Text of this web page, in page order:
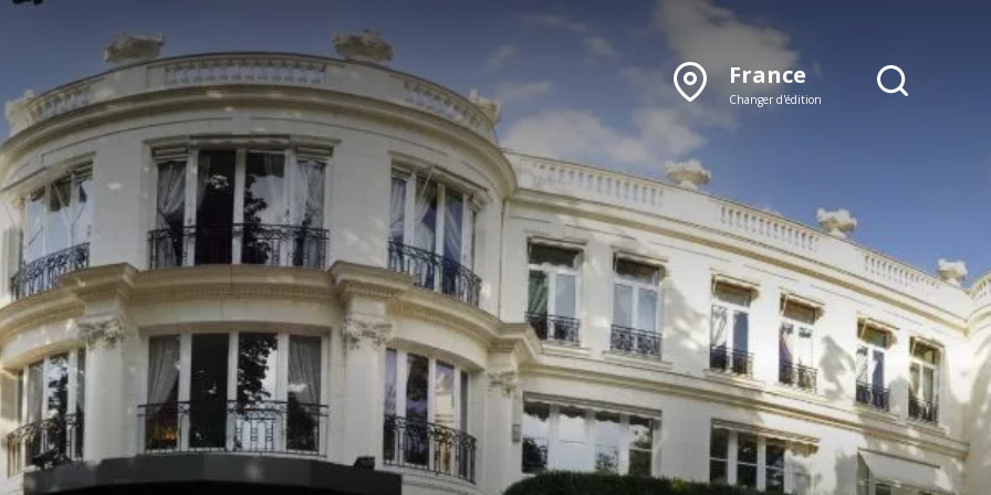
France
Changer d'édition
France Lyon
Rhône‑Alpes
DÉCOUVRIR NOTRE
ÉDITION PAPIER